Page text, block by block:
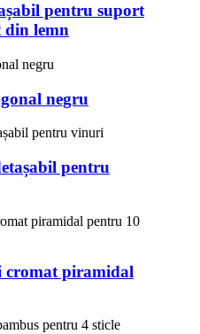
pentru suport
lemn
negru
pentru
cromat piramidal